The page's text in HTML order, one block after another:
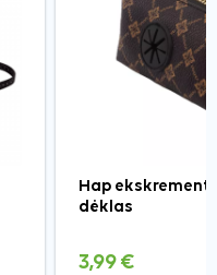
Hap
dėklas
3,99 €